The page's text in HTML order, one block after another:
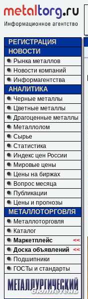
РЕГИСТРАЦИЯ
НОВОСТИ
Рынка металлов
Новости компаний
Информагентства
АНАЛИТИКА
Черные металлы
Цветные металлы
Драгоценные металлы
Металлолом
Сырье
Статистика
Индекс цен России
Мировые цены
Цены на биржах
Вопрос месяца
Публикации
Цены и прогнозы
МЕТАЛЛОТОРГОВЛЯ
Металлоторговля
Каталог
Маркетплейс
<<
Доска объявлений <<
Подшипники
ГОСТы и стандарты